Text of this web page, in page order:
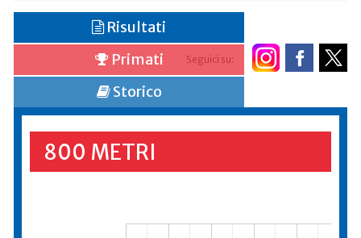
Seguici su:
Risultati
Primati
Storico
800 METRI